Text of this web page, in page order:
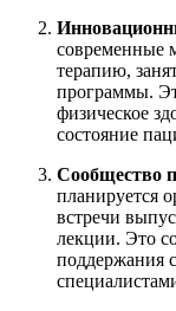
современные
терапию,
программы.
физическое
состояние
Сообщество
планируется
встречи
лекции. Это
поддержания